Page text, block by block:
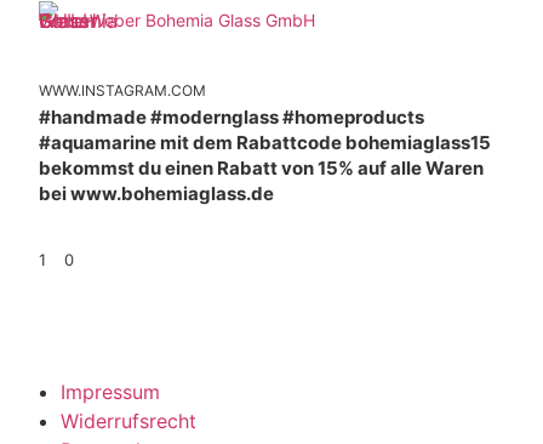
Weber Bohemia Glass GmbH
WWW.INSTAGRAM.COM
#handmade #modernglass #homeproducts
#aquamarine mit dem Rabattcode bohemiaglass15
bekommst du einen Rabatt von 15% auf alle Waren
bei www.bohemiaglass.de
1 0
Impressum
Widerrufsrecht